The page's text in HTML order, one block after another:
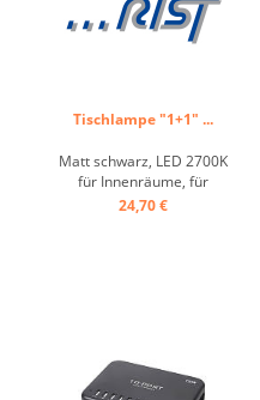
Tischlampe "1+1" ...
Matt schwarz, LED 2700K
für Innenräume, für
Innenräume, ohne
24,70 €